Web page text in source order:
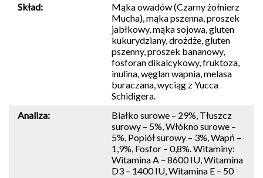
Skład:
Mąka owadów (Czarny żołnierz
Mucha), mąka pszenna, proszek
jabłkowy, mąka sojowa, gluten
kukurydziany, drożdże, gluten
pszenny, proszek bananowy,
fosforan dikalcykowy, fruktoza,
inulina, węglan wapnia, melasa
buraczana, wyciąg z Yucca
Schidigera.
Analiza:
Białko surowe – 29%, Tłuszcz
surowy – 5%, Włókno surowe –
5%, Popiół surowy – 3%, Wapń –
1,9%, Fosfor – 0,8%. Witaminy:
Witamina A – 8600 IU, Witamina
D3 – 1400 IU, Witamina E – 50